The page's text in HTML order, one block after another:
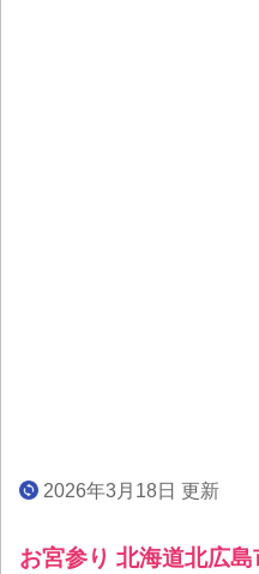
2026年3月18日 更新
お宮参り 北海道北広